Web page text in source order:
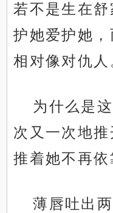
若不是生在
护她爱护她
相对像对仇人
为什么是
次又一次地推
推着她不再依
薄唇吐出